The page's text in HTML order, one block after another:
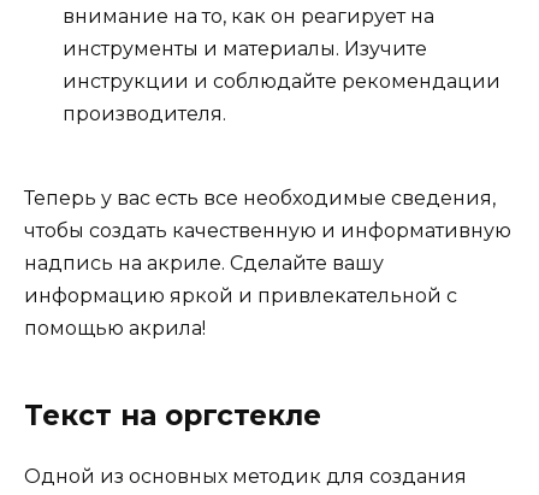
внимание на то, как он реагирует на
инструменты и материалы. Изучите
инструкции и соблюдайте рекомендации
производителя.
Теперь у вас есть все необходимые сведения,
чтобы создать качественную и информативную
надпись на акриле. Сделайте вашу
информацию яркой и привлекательной с
помощью акрила!
Текст на оргстекле
Одной из основных методик для создания